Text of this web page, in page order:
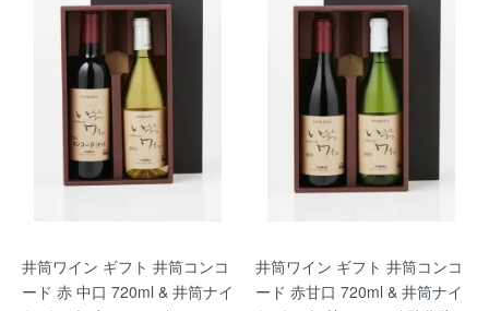
井筒ワイン ギフト 井筒コンコ
ード 赤 中口 720ml & 井筒ナイ
井筒ワイン ギフト 井筒コンコ
ード 赤甘口 720ml & 井筒ナイ